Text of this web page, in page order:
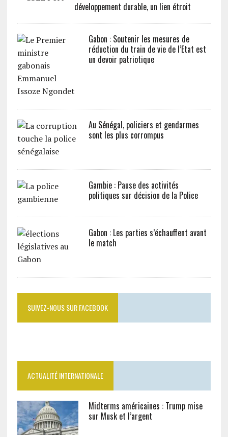
développement durable, un lien étroit
Gabon : Soutenir les mesures de
réduction du train de vie de l’Etat est
un devoir patriotique
Au Sénégal, policiers et gendarmes
sont les plus corrompus
Gambie : Pause des activités
politiques sur décision de la Police
Gabon : Les parties s’échauffent avant
le match
SUIVEZ-NOUS SUR FACEBOOK
ACTUALITÉ INTERNATIONALE
Midterms américaines : Trump mise
sur Musk et l’argent